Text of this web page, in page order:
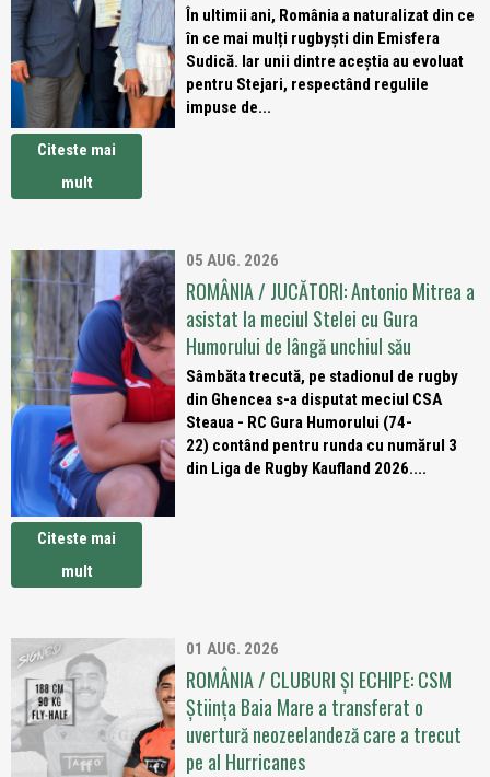
În ultimii ani, România a naturalizat din ce
în ce mai mulți rugbyști din Emisfera
Sudică. Iar unii dintre aceștia au evoluat
pentru Stejari, respectând regulile
impuse de...
Citeste mai
mult
05 AUG. 2026
ROMÂNIA / JUCĂTORI: Antonio Mitrea a
asistat la meciul Stelei cu Gura
Humorului de lângă unchiul său
Sâmbăta trecută, pe stadionul de rugby
din Ghencea s-a disputat meciul CSA
Steaua - RC Gura Humorului (74-
22) contând pentru runda cu numărul 3
din Liga de Rugby Kaufland 2026....
Citeste mai
mult
01 AUG. 2026
ROMÂNIA / CLUBURI ȘI ECHIPE: CSM
Știința Baia Mare a transferat o
uvertură neozeelandeză care a trecut
pe al Hurricanes